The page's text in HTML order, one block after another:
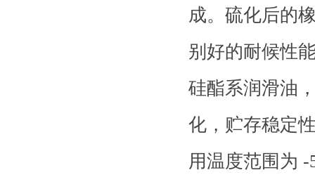
成。硫化后的
别好的耐候性
硅酯系润滑油
化，贮存稳定
用温度范围为